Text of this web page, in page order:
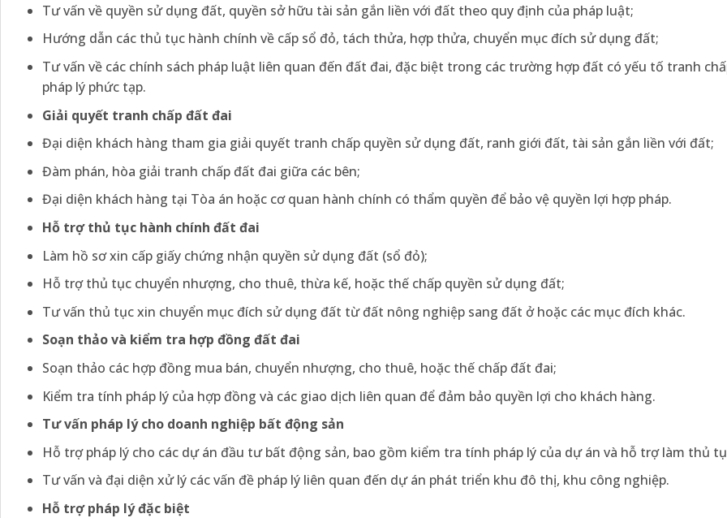
Tư vấn về quyền sử dụng đất, quyền sở hữu tài sản gắn liền với đất theo quy định của pháp luật;
Hướng dẫn các thủ tục hành chính về cấp sổ đỏ, tách thửa, hợp thửa, chuyển mục đích sử dụng đất;
Tư vấn về các chính sách pháp luật liên quan đến đất đai, đặc biệt trong các trường hợp đất có yếu tố tranh
pháp lý phức tạp.
Giải quyết tranh chấp đất đai
Đại diện khách hàng tham gia giải quyết tranh chấp quyền sử dụng đất, ranh giới đất, tài sản gắn liền với đất;
Đàm phán, hòa giải tranh chấp đất đai giữa các bên;
Đại diện khách hàng tại Tòa án hoặc cơ quan hành chính có thẩm quyền để bảo vệ quyền lợi hợp pháp.
Hỗ trợ thủ tục hành chính đất đai
Làm hồ sơ xin cấp giấy chứng nhận quyền sử dụng đất (sổ đỏ);
Hỗ trợ thủ tục chuyển nhượng, cho thuê, thừa kế, hoặc thế chấp quyền sử dụng đất;
Tư vấn thủ tục xin chuyển mục đích sử dụng đất từ đất nông nghiệp sang đất ở hoặc các mục đích khác.
Soạn thảo và kiểm tra hợp đồng đất đai
Soạn thảo các hợp đồng mua bán, chuyển nhượng, cho thuê, hoặc thế chấp đất đai;
Kiểm tra tính pháp lý của hợp đồng và các giao dịch liên quan để đảm bảo quyền lợi cho khách hàng.
Tư vấn pháp lý cho doanh nghiệp bất động sản
Hỗ trợ pháp lý cho các dự án đầu tư bất động sản, bao gồm kiểm tra tính pháp lý của dự án và hỗ trợ làm thủ
Tư vấn và đại diện xử lý các vấn đề pháp lý liên quan đến dự án phát triển khu đô thị, khu công nghiệp.
Hỗ trợ pháp lý đặc biệt